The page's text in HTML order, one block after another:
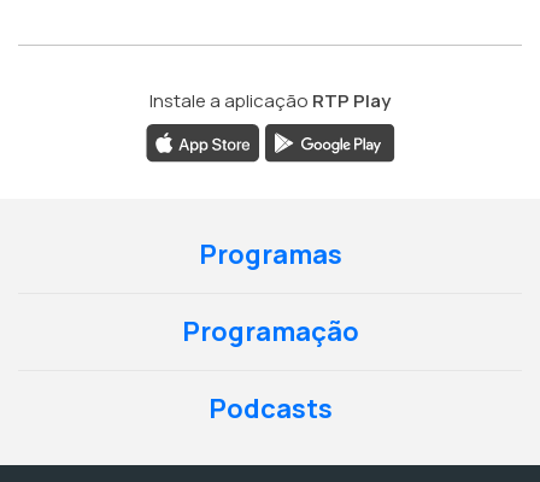
Instale a aplicação RTP Play
Programas
Programação
Podcasts